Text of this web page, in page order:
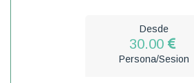
Desde
30.00
Persona/Sesion